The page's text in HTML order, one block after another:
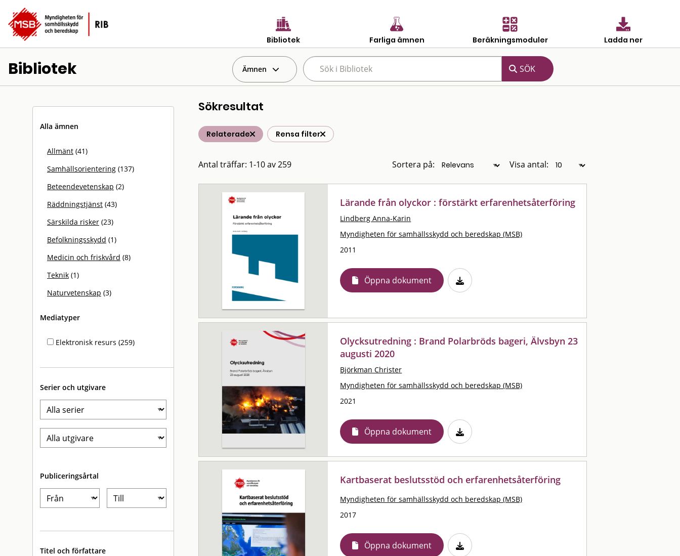
Bibliotek Farliga ämnen Beräkningsmoduler Ladda ner
Bibliotek Ämnen
Alla ämnen
Allmänt (41)
Samhällsorientering (137)
Beteendevetenskap (2)
Räddningstjänst (43)
Särskilda risker (23)
Befolkningsskydd (1)
Medicin och friskvård (8)
Teknik (1)
Naturvetenskap (3)
Mediatyper
Elektronisk resurs (259)
Serier och utgivare
Publiceringsårtal
Titel och författare
Sökresultat
Relaterade Rensa filter
Antal träffar: 1-10 av 259 Sortera på: Visa antal:
Lärande från olyckor : förstärkt erfarenhetsåterföring
Lindberg Anna-Karin
Myndigheten för samhällsskydd och beredskap (MSB)
2011
Öppna dokument
Olycksutredning : Brand Polarbröds bageri, Älvsbyn 23
augusti 2020
Björkman Christer
Myndigheten för samhällsskydd och beredskap (MSB)
2021
Öppna dokument
Kartbaserat beslutsstöd och erfarenhetsåterföring
Myndigheten för samhällsskydd och beredskap (MSB)
2017
Öppna dokument